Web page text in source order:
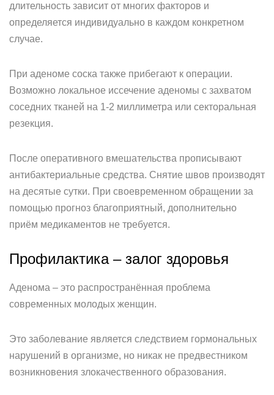
длительность зависит от многих факторов и
определяется индивидуально в каждом конкретном
случае.
При аденоме соска также прибегают к операции.
Возможно локальное иссечение аденомы с захватом
соседних тканей на 1-2 миллиметра или секторальная
резекция.
После оперативного вмешательства прописывают
антибактериальные средства. Снятие швов производят
на десятые сутки. При своевременном обращении за
помощью прогноз благоприятный, дополнительно
приём медикаментов не требуется.
Профилактика – залог здоровья
Аденома – это распространённая проблема
современных молодых женщин.
Это заболевание является следствием гормональных
нарушений в организме, но никак не предвестником
возникновения злокачественного образования.